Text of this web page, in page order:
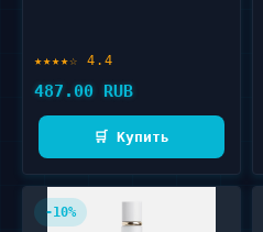
★★★★☆ 4.4
487.00 RUB
🛒 Купить
-10%